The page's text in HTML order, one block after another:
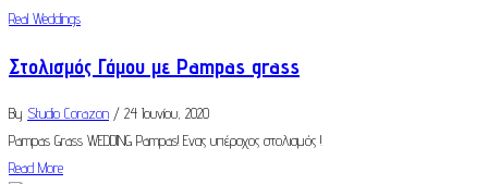
Real Weddings
Στολισμός Γάμου με Pampas grass
By Studio Corazon / 24 Ιουνίου, 2020
Pampas Grass WEDDING Pampas! Ενας υπέροχος στολισμός !
Read More